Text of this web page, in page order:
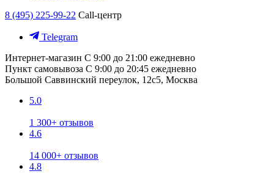
8 (495) 225-99-22 Call-центр
Telegram
Интернет-магазин С 9:00 до 21:00 ежедневно
Пункт самовывоза С 9:00 до 20:45 ежедневно
Большой Саввинский переулок, 12с5, Москва
5.0
1 300+ отзывов
4.6
14 000+ отзывов
4.8